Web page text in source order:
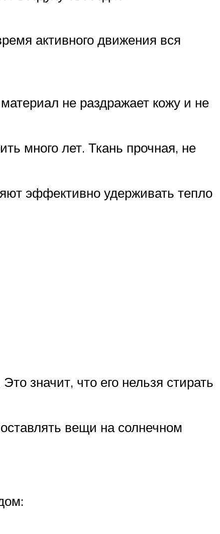
активного движения вся
не раздражает кожу и не
много лет. Ткань прочная, не
эффективно удерживать тепло
значит, что его нельзя стирать
вещи на солнечном